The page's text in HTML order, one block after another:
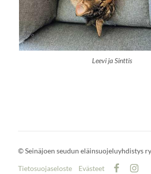
Leevi ja Sinttis
©Seinäjoen seudun eläinsuojeluyhdistys ry
Tietosuojaseloste
Evästeet